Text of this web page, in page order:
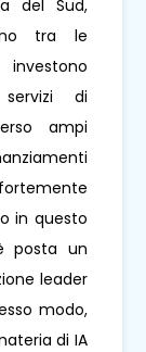
del Sud,
tra le
di
ampi
in questo
posta un
leader
modo,
di IA